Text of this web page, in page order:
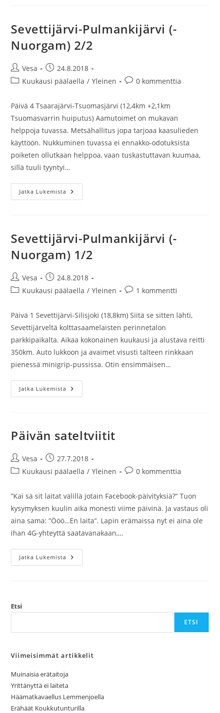
Sevettijärvi-Pulmankijärvi (-
Nuorgam) 2/2
Artikkelin
kirjoittaja:
Vesa
Artikkeli
julkaistu:
24.8.2018
Artikkelin
Kuukausi päälaella / Yleinen
Artikkelin
0 kommenttia
Päivä 4 Tsaarajärvi-Tsuomasjärvi (12,4km +2,1km
Tsuomasvarrin huiputus) Aamutoimet on mukavan
helppoja tuvassa. Metsähallitus jopa tarjoaa kaasulieden
käyttöön. Nukkuminen tuvassa ei ennakko-odotuksista
poiketen ollutkaan helppoa, vaan tuskastuttavan kuumaa,
sillä tuuli tyyntyi…
Jatka Lukemista Sevettijärvi-
Pulmankijärvi
Sevettijärvi-Pulmankijärvi (-
Nuorgam) 1/2
Artikkelin
kirjoittaja:
Vesa
Artikkeli
julkaistu:
24.8.2018
Artikkelin
Kuukausi päälaella / Yleinen
Artikkelin
1 kommentti
Päivä 1 Sevettijärvi-Silisjoki (18,8km) Siitä se sitten lähti,
Sevettijärveltä kolttasaamelaisten perinnetalon
parkkipaikalta. Aikaa kokonainen kuukausi ja alustava reitti
350km. Auto lukkoon ja avaimet visusti talteen rinkkaan
pienessä minigrip-pussissa. Otin ensimmäisen…
Jatka Lukemista Sevettijärvi-
Pulmankijärvi
Päivän sateltviitit
Artikkelin
kirjoittaja:
Vesa
Artikkeli
julkaistu:
27.7.2018
Artikkelin
Kuukausi päälaella / Yleinen
Artikkelin
0 kommenttia
”Kai sä sit laitat välillä jotain Facebook-päivityksiä?” Tuon
kysymyksen kuulin aika monesti viime päivinä. Ja vastaus oli
aina sama: ”Ööö…En laita”. Lapin erämaissa nyt ei aina ole
ihan 4G-yhteyttä saatavanakaan,…
Jatka Lukemista Päivän
Sateltviitit
Etsi
ETSI
Viimeisimmät artikkelit
Muinaisia erätaitoja
Yrittänyttä ei laiteta
Häämatkavaellus Lemmenjoella
Erähäät Koukkutunturilla